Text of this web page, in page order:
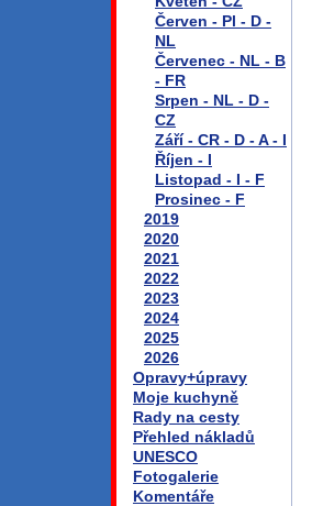
Červen - Pl - D -
NL
Červenec - NL - B
- FR
Srpen - NL - D -
CZ
Září - CR - D - A - I
Říjen - I
Listopad - I - F
Prosinec - F
2019
2020
2021
2022
2023
2024
2025
2026
Opravy+úpravy
Moje kuchyně
Rady na cesty
Přehled nákladů
UNESCO
Fotogalerie
Komentáře